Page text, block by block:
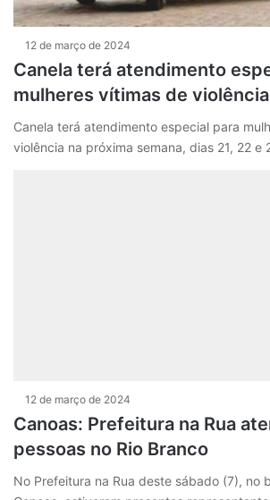
12 de março de 2024
Canela terá atendimento
mulheres vítimas de violência
Canela terá atendimento especial para
violência na próxima semana, dias 21, 22 e
12 de março de 2024
Canoas: Prefeitura na Rua
pessoas no Rio Branco
No Prefeitura na Rua deste sábado (7), no